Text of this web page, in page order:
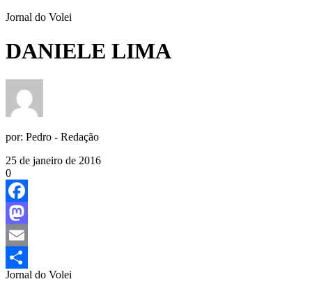
Jornal do Volei
DANIELE LIMA
por: Pedro - Redação
25 de janeiro de 2016
0
Facebook
Mastodon
Email
Share
Jornal do Volei